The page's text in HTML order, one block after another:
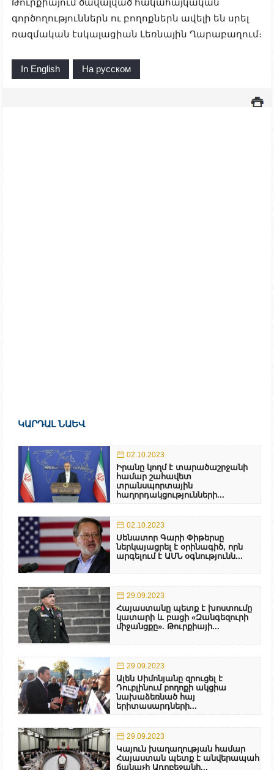
Թուրքիայում ծավալված հակահայկական
գործողություններն ու բողոքներն ավելի են սրել
ռազմական էսկալացիան Լեռնային Ղարաբաղում։
In English На русском
ԿԱՐԴԱԼ ՆԱԵՎ
02.10.2023
Իրանը կողմ է տարածաշրջանի
համար շահավետ
տրանսպորտային
հաղորդակցությունների...
02.10.2023
Սենատոր Գարի Փիթերսը
ներկայացրել է օրինագիծ, որն
արգելում է ԱՄՆ օգնությունն...
29.09.2023
Հայաստանը պետք է խոստումը
կատարի և բացի «Զանգեզուրի
միջանցքը». Թուրքիայի...
29.09.2023
Ալեն Սիմոնյանը զրուցել է
Դուբլինում բողոքի ակցիա
նախաձեռնած հայ
երիտասարդների...
29.09.2023
Կայուն խաղաղության համար
Հայաստան պետք է անվերապահ
ճանաչի Ադրբեջանի...